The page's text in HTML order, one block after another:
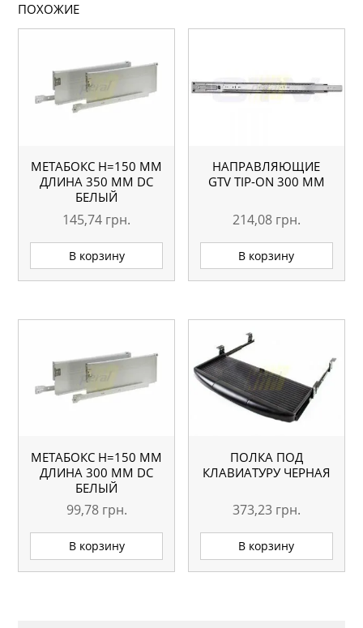
ПОХОЖИЕ
МЕТАБОКС H=150 ММ
ДЛИНА 350 ММ DC
БЕЛЫЙ
145,74 грн.
В корзину
НАПРАВЛЯЮЩИЕ
GTV TIP-ON 300 ММ
214,08 грн.
В корзину
МЕТАБОКС H=150 ММ
ДЛИНА 300 ММ DC
БЕЛЫЙ
99,78 грн.
В корзину
ПОЛКА ПОД
КЛАВИАТУРУ ЧЕРНАЯ
373,23 грн.
В корзину